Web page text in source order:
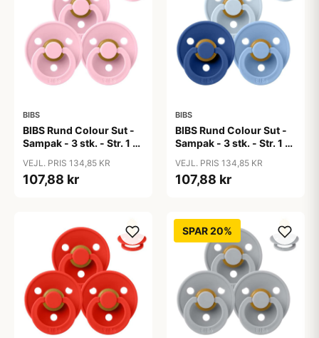
BIBS
BIBS Rund Colour Sut -
Sampak - 3 stk. - Str. 1 -
VEJL. PRIS 134,85 KR
107,88 kr
BIBS
BIBS Rund Colour Sut -
Sampak - 3 stk. - Str. 1 -
VEJL. PRIS 134,85 KR
107,88 kr
SPAR 20%